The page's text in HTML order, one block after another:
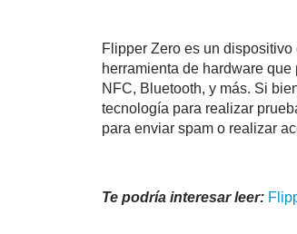
Flipper Zero es un
herramienta de hardware
NFC, Bluetooth, y más. Si
tecnología para realizar
para enviar spam o realizar
Te podría interesar leer: